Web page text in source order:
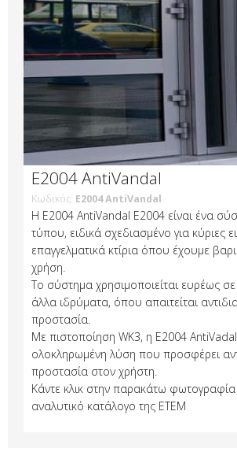
E2004 AntiVandal
Κωδικός: E2004 AntiVandal
H E2004 AntiVandal E2004 είναι ένα
τύπου, ειδικά σχεδιασμένο για κύριες
επαγγελματικά κτίρια όπου έχουμε
χρήση.
Το σύστημα χρησιμοποιείται ευρέως
άλλα ιδρύματα, όπου απαιτείται
προστασία.
Με πιστοποίηση WK3, η E2004 AntiVadal
ολοκληρωμένη λύση που προσφέρει
προστασία στον χρήστη.
Κάντε κλικ στην παρακάτω φωτογραφία
αναλυτικό κατάλογο της ΕΤΕΜ